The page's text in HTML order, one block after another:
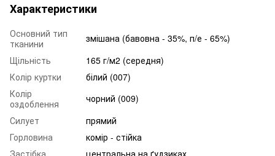
Характеристики
Основний тип
тканини
змішана (бавовна - 35%, п/е - 65%)
Щільність
165 г/м2 (середня)
Колір куртки
білий (007)
Колір
оздоблення
чорний (009)
Силует
прямий
Горловина
комір - стійка
Застібка
центральна на ґудзиках